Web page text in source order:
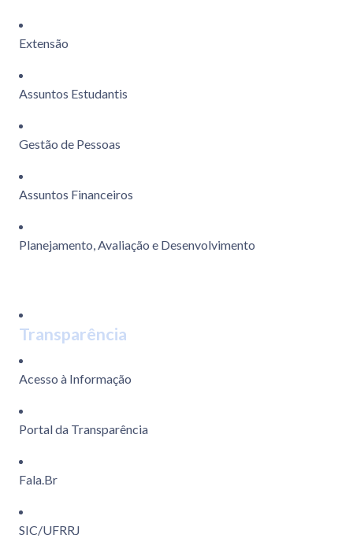
Extensão
Assuntos Estudantis
Gestão de Pessoas
Assuntos Financeiros
Planejamento, Avaliação e Desenvolvimento
Transparência
Acesso à Informação
Portal da Transparência
Fala.Br
SIC/UFRRJ